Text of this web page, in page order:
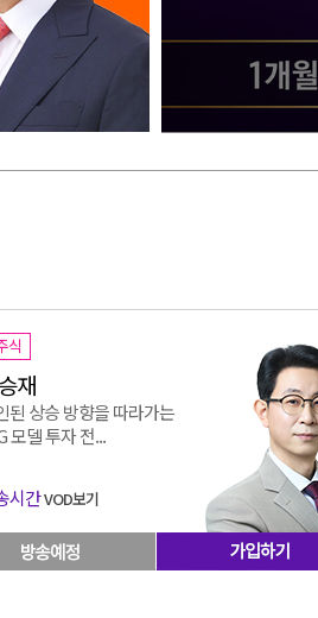
식
재
된 상승 방향을 따라가는
모델 투자 전...
시간VOD보기